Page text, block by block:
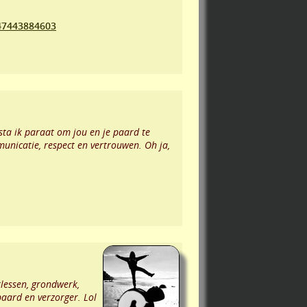
ik paraat om jou en je paard te
respect en vertrouwen. Oh ja,
grondwerk,
en verzorger. Lol